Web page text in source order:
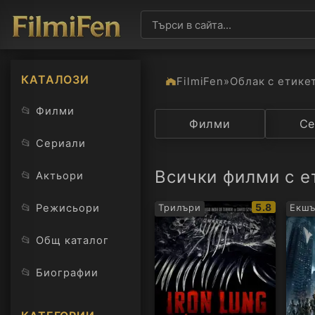
КАТАЛОЗИ
📂 Филми
📂 Сериали
📂 Актьори
📂 Режисьори
📂 Общ каталог
📂 Биографии
FilmiFen»Облак с
Категория
Филми
Всички филми с
Трилъри
IMDb
рейтинг:
5.8